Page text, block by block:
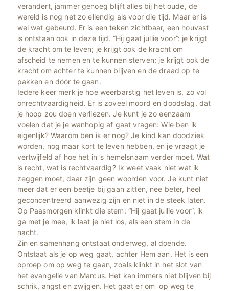
verandert, jammer genoeg blijft alles bij het oude, de
wereld is nog net zo ellendig als voor die tijd. Maar er is
wel wat gebeurd. Er is een teken zichtbaar, een houvast
is ontstaan ook in deze tijd. “Hij gaat jullie voor”: je krijgt
de kracht om te leven; je krijgt ook de kracht om
afscheid te nemen en te kunnen sterven; je krijgt ook de
kracht om achter te kunnen blijven en de draad op te
pakken en dóór te gaan.
Iedere keer merk je hoe weerbarstig het leven is, zo vol
onrechtvaardigheid. Er is zoveel moord en doodslag, dat
je hoop zou doen verliezen. Je kunt je zo eenzaam
voelen dat je je wanhopig af gaat vragen: Wie ben ik
eigenlijk? Waarom ben ik er nog? Je kind kan doodziek
worden, nog maar kort te leven hebben, en je vraagt je
vertwijfeld af hoe het in ’s hemelsnaam verder moet. Wat
is recht, wat is rechtvaardig? Ik weet vaak niet wat ik
zeggen moet, daar zijn geen woorden voor. Je kunt niet
meer dat er een beetje bij gaan zitten, nee beter, heel
geconcentreerd aanwezig zijn en niet in de steek laten.
Op Paasmorgen klinkt die stem: “Hij gaat jullie voor”, ik
ga met je mee, ik laat je niet los, als een stem in de
nacht.
Zin en samenhang ontstaat onderweg, al doende.
Ontstaat als je op weg gaat, achter Hem aan. Het is een
oproep om op weg te gaan, zoals klinkt in het slot van
het evangelie van Marcus. Het kan immers niet blijven bij
schrik, angst en zwijgen. Het gaat er om op weg te